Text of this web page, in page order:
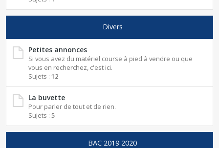
Divers
Petites annonces
Si vous avez du matériel course à pied à vendre ou que
vous en recherchez, c'est ici.
Sujets : 12
La buvette
Pour parler de tout et de rien.
Sujets : 5
BAC 2019 2020